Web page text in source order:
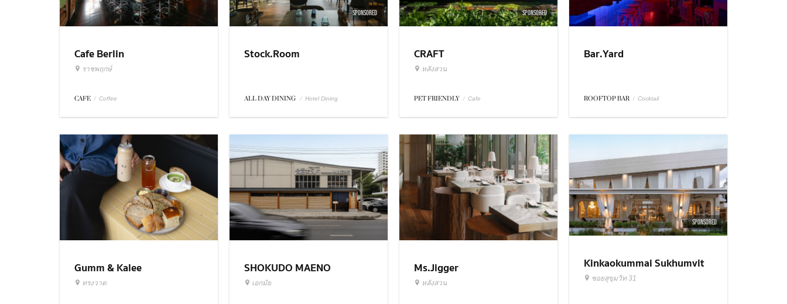
Cafe Berlin
ราชพฤกษ์
CAFE / Coffee
SPONSORED
Stock.Room
ALL DAY DINING / Hotel Dining
SPONSORED
CRAFT
หลังสวน
PET FRIENDLY / Cafe
Bar.Yard
ROOFTOP BAR / Cocktail
Gumm & Kalee
ทรงวาด
SHOKUDO MAENO
เอกมัย
Ms.Jigger
หลังสวน
SPONSORED
Kinkaokummai Sukhumvit
31ซอยสุขุมวิท 31